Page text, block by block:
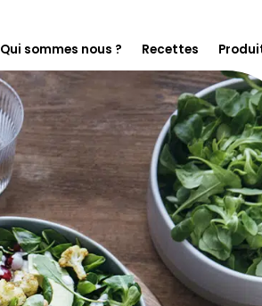
Qui sommes nous ?
En immersion chez Florette
Notre histoire
On s’engage pour le climat
Florette pour les professionnels
Recettes